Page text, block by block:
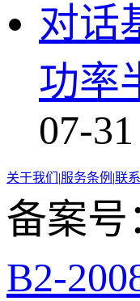
对话
功率
07-
关于我们 |服务条例 |联
备案号
B2-